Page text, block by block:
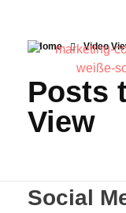
Home Video
Posts
View
Social